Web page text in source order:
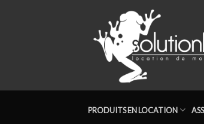
PRODUITS EN LOCATION